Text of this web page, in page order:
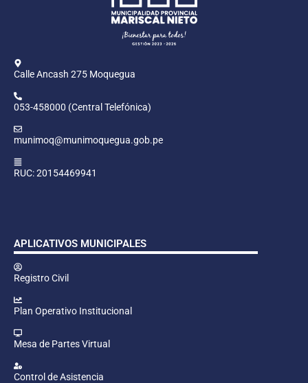
Calle Ancash 275 Moquegua
053-458000 (Central Telefónica)
munimoq@munimoquegua.gob.pe
RUC: 20154469941
APLICATIVOS MUNICIPALES
Registro Civil
Plan Operativo Institucional
Mesa de Partes Virtual
Control de Asistencia